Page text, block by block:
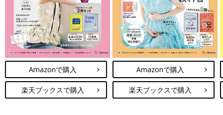
Amazonで購入
楽天ブックスで購入
Amazonで購入
楽天ブックスで購入